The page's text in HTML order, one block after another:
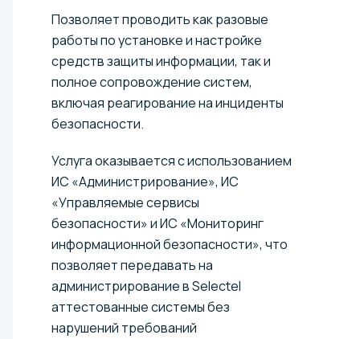
Позволяет проводить как разовые
работы по установке и настройке
средств защиты информации, так и
полное сопровождение систем,
включая реагирование на инциденты
безопасности.
Услуга оказывается с использованием
ИС «Администрирование», ИС
«Управляемые сервисы
безопасности» и ИС «Мониторинг
информационной безопасности», что
позволяет передавать на
администрирование в Selectel
аттестованные системы без
нарушений требований